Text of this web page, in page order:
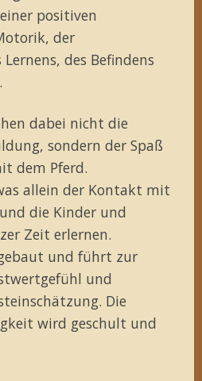
positiven
der
des Befindens
dabei nicht die
sondern der Spaß
dem Pferd.
allein der Kontakt mit
die Kinder und
Zeit erlernen.
und führt zur
und
Die
wird geschult und